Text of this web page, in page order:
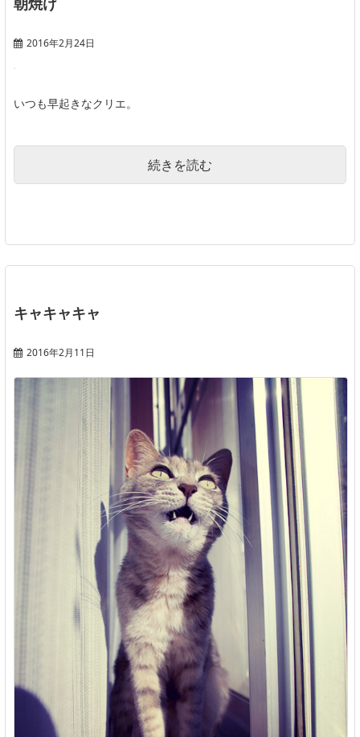
2016年2月24日
いつも早起きなクリエ。
続きを読む
キャキャキャ
2016年2月11日